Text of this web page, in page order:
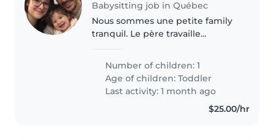
Babysitting job in Québec
Nous sommes une petite family
tranquil. Le père travaille
entreprise. La mère a une horaire
flexible mais travail souvent de
Number of children: 1
Age of children:Toddler
Last activity: 1 month ago
$25.00/hr